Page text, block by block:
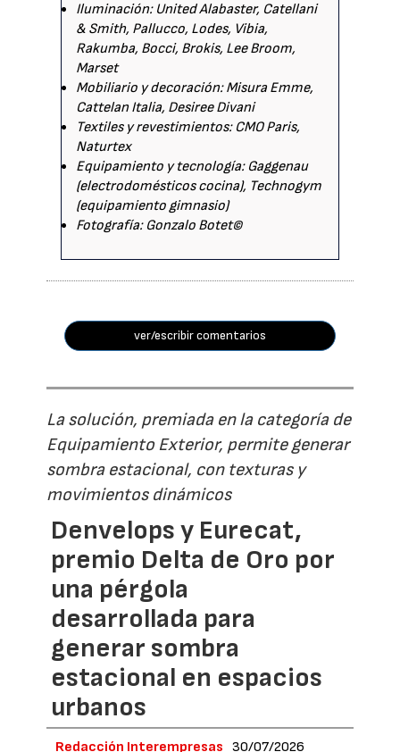
Iluminación: United Alabaster, Catellani
& Smith, Pallucco, Lodes, Vibia,
Rakumba, Bocci, Brokis, Lee Broom,
Marset
Mobiliario y decoración: Misura Emme,
Cattelan Italia, Desiree Divani
Textiles y revestimientos: CMO Paris,
Naturtex
Equipamiento y tecnología: Gaggenau
(electrodomésticos cocina), Technogym
(equipamiento gimnasio)
Fotografía: Gonzalo Botet©
ver/escribir comentarios
La solución, premiada en la categoría de
Equipamiento Exterior, permite generar
sombra estacional, con texturas y
movimientos dinámicos
Denvelops y Eurecat,
premio Delta de Oro por
una pérgola
desarrollada para
generar sombra
estacional en espacios
urbanos
Redacción Interempresas 30/07/2026